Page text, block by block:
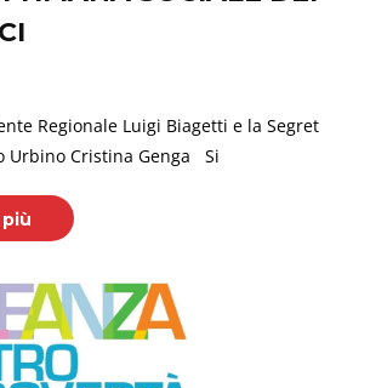
Regionale Luigi Biagetti e la Segret
Urbino Cristina Genga Si